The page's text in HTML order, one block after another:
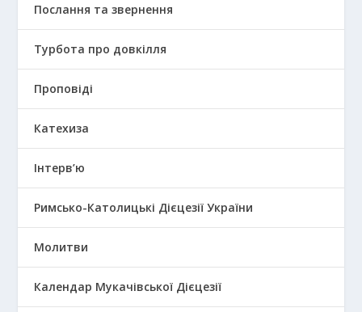
Послання та звернення
Турбота про довкілля
Проповіді
Катехиза
Інтерв’ю
Римсько-Католицькі Дієцезії України
Молитви
Календар Мукачівської Дієцезії